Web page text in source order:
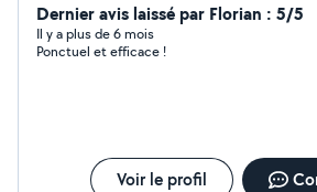
Dernier avis laissé par Florian : 5/5
Il y a plus de 6 mois
Ponctuel et efficace !
Voir le profil